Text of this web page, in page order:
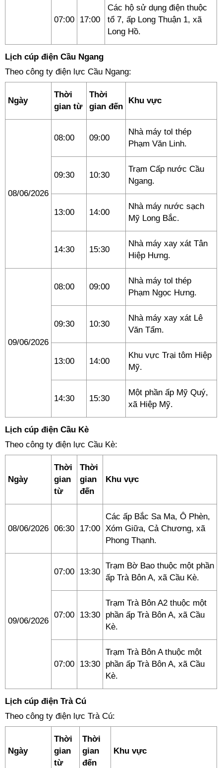
07:00 17:00
Các hộ sử dụng điện thuộc
tổ 7, ấp Long Thuận 1, xã
Long Hồ.
Lịch cúp điện Cầu Ngang
Theo công ty điện lực Cầu Ngang:
Ngày
Thời
gian từ
Thời
gian đến
Khu vực
08/06/2026
08:00 09:00
Nhà máy tol thép
Phạm Văn Linh.
09:30 10:30
Trạm Cấp nước Cầu
Ngang.
13:00 14:00
Nhà máy nước sạch
Mỹ Long Bắc.
14:30 15:30
Nhà máy xay xát Tân
Hiệp Hưng.
09/06/2026
08:00 09:00
Nhà máy tol thép
Phạm Ngọc Hưng.
09:30 10:30
Nhà máy xay xát Lê
Văn Tẩm.
13:00 14:00
Khu vực Trại tôm Hiệp
Mỹ.
14:30 15:30
Một phần ấp Mỹ Quý,
xã Hiệp Mỹ.
Lịch cúp điện Cầu Kè
Theo công ty điện lực Cầu Kè:
Ngày
Thời
gian
từ
Thời
gian
đến
Khu vực
08/06/2026 06:30 17:00
Các ấp Bắc Sa Ma, Ô Phèn,
Xóm Giữa, Cả Chương, xã
Phong Thạnh.
09/06/2026
07:00 13:30
Trạm Bờ Bao thuộc một phần
ấp Trà Bôn A, xã Cầu Kè.
07:00 13:30
Trạm Trà Bôn A2 thuộc một
phần ấp Trà Bôn A, xã Cầu
Kè.
07:00 13:30
Trạm Trà Bôn A thuộc một
phần ấp Trà Bôn A, xã Cầu
Kè.
Lịch cúp điện Trà Cú
Theo công ty điện lực Trà Cú:
Ngày
Thời
gian
từ
Thời
gian
đến
Khu vực